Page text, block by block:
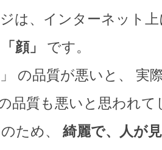
は、インターネット
「顔」
です。
の品質が悪いと、 実
品質も悪いと思われて
ため、 綺麗で、人が